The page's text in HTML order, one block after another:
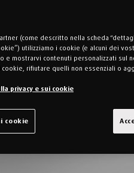
(come descritto nella scheda
utilizziamo i cookie (e alcuni dei
e mostrarvi contenuti personalizzati sul
rifiutare quelli non essenziali o
privacy e sui cookie
cookie